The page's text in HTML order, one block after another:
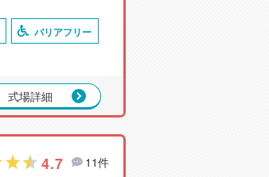
バリアフリー
式場詳細
4.7 11件